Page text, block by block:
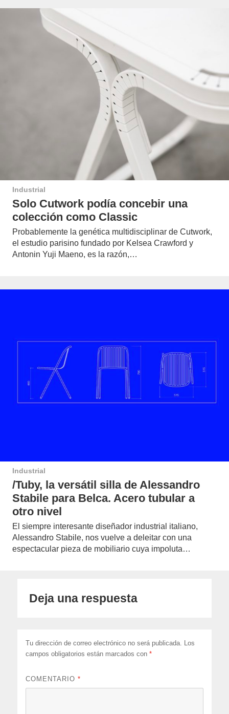
Industrial
Solo Cutwork podía concebir una
colección como Classic
Probablemente la genética multidisciplinar de Cutwork,
el estudio parisino fundado por Kelsea Crawford y
Antonin Yuji Maeno, es la razón,…
Industrial
/Tuby, la versátil silla de Alessandro
Stabile para Belca. Acero tubular a
otro nivel
El siempre interesante diseñador industrial italiano,
Alessandro Stabile, nos vuelve a deleitar con una
espectacular pieza de mobiliario cuya impoluta…
Deja una respuesta
Tu dirección de correo electrónico no será publicada. Los
campos obligatorios están marcados con*
COMENTARIO*